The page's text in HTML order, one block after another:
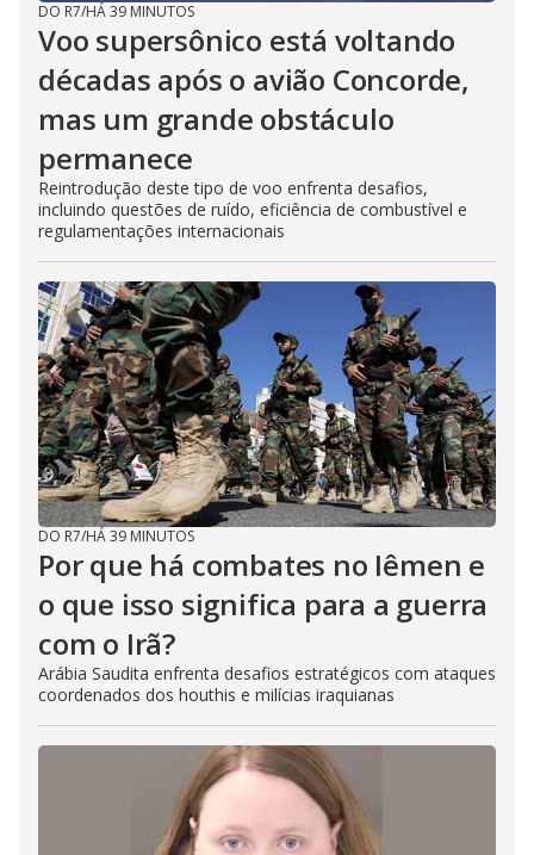
DO R7/HÁ 39 MINUTOS
Voo supersônico está voltando
décadas após o avião Concorde,
mas um grande obstáculo
permanece
Reintrodução deste tipo de voo enfrenta desafios,
incluindo questões de ruído, eficiência de combustível e
regulamentações internacionais
DO R7/HÁ 39 MINUTOS
Por que há combates no Iêmen e
o que isso significa para a guerra
com o Irã?
Arábia Saudita enfrenta desafios estratégicos com ataques
coordenados dos houthis e milícias iraquianas